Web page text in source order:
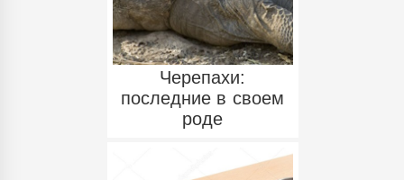
Черепахи:
последние в своем
роде